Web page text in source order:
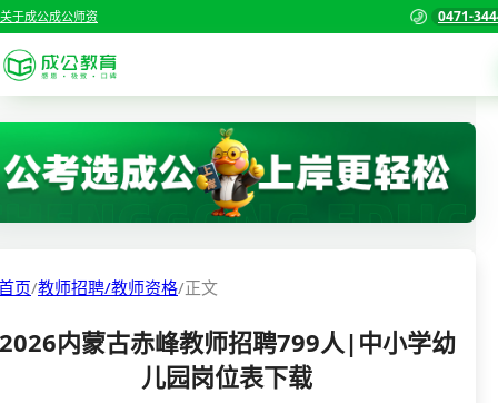
关于成公成公师资 0471-
考试公告
职位表
准考证打印
首页
国家公务员考试
三支一扶考试
页/教师招聘/教师资格/正文
内蒙古赤峰教师招聘799人|中小学幼
儿园岗位表下载